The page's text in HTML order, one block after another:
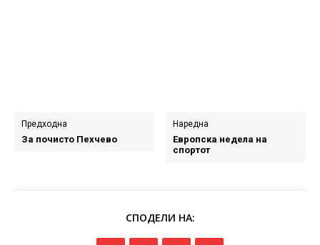
Предходна
За почисто Пехчево
Наредна
Европска недела на
спортот
СПОДЕЛИ НА: